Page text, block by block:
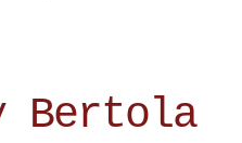
Bertola